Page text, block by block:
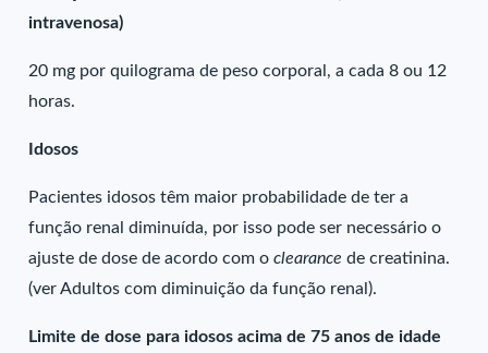
intravenosa)
20 mg por quilograma de peso corporal, a cada 8 ou 12
horas.
Idosos
Pacientes idosos têm maior probabilidade de ter a
função renal diminuída, por isso pode ser necessário o
ajuste de dose de acordo com oclearance de creatinina.
(ver Adultos com diminuição da função renal).
Limite de dose para idosos acima de 75 anos de idade